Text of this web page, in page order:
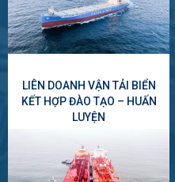
LIÊN DOANH VẬN TẢI BIỂN
KẾT HỢP ĐÀO TẠO – HUẤN
LUYỆN